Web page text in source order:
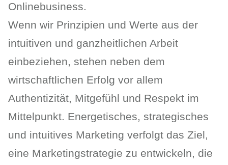
Onlinebusiness.
Wenn wir Prinzipien und Werte aus der
intuitiven und ganzheitlichen Arbeit
einbeziehen, stehen neben dem
wirtschaftlichen Erfolg vor allem
Authentizität, Mitgefühl und Respekt im
Mittelpunkt. Energetisches, strategisches
und intuitives Marketing verfolgt das Ziel,
eine Marketingstrategie zu entwickeln, die